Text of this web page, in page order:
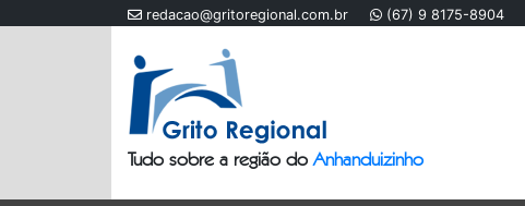
redacao@gritoregional.com.br (67) 9 8175-8904
Tudo sobre a região doAnhanduizinho